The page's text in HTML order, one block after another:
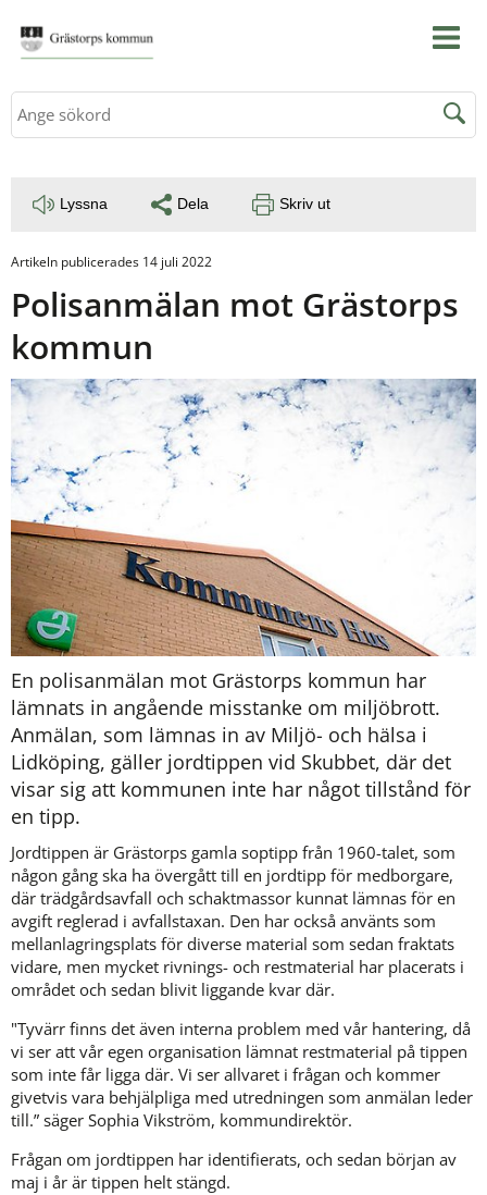
Sök
Lyssna Dela Skriv ut
Artikeln publicerades 14 juli 2022
Polisanmälan mot Grästorps
kommun
En polisanmälan mot Grästorps kommun har
lämnats in angående misstanke om miljöbrott.
Anmälan, som lämnas in av Miljö- och hälsa i
Lidköping, gäller jordtippen vid Skubbet, där det
visar sig att kommunen inte har något tillstånd för
en tipp.
Jordtippen är Grästorps gamla soptipp från 1960-talet, som
någon gång ska ha övergått till en jordtipp för medborgare,
där trädgårdsavfall och schaktmassor kunnat lämnas för en
avgift reglerad i avfallstaxan. Den har också använts som
mellanlagringsplats för diverse material som sedan fraktats
vidare, men mycket rivnings- och restmaterial har placerats i
området och sedan blivit liggande kvar där.
"Tyvärr finns det även interna problem med vår hantering, då
vi ser att vår egen organisation lämnat restmaterial på tippen
som inte får ligga där. Vi ser allvaret i frågan och kommer
givetvis vara behjälpliga med utredningen som anmälan leder
till.” säger Sophia Vikström, kommundirektör.
Frågan om jordtippen har identifierats, och sedan början av
maj i år är tippen helt stängd.